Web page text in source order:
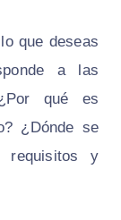
que deseas
a las
qué es
¿Dónde se
requisitos y